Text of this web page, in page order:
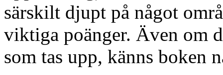
särskilt djupt på något
viktiga poänger. Även om
som tas upp, känns boken